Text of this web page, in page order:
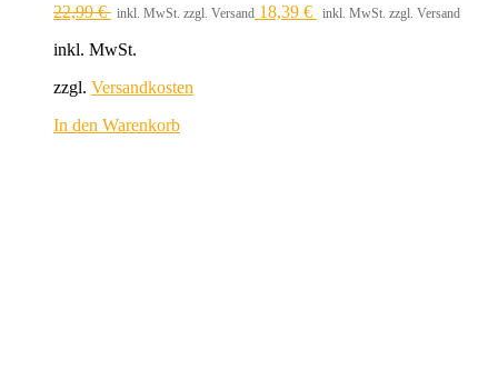
22,99€ inkl. MwSt. zzgl. Versand 18,39 € inkl. MwSt. zzgl. Versand
inkl. MwSt.
zzgl. Versandkosten
In den Warenkorb